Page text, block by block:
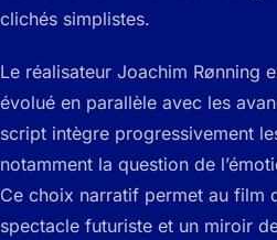
clichés simplistes.
Le réalisateur Joachim Rønning
évolué en parallèle avec les
script intègre progressivement
notamment la question de
Ce choix narratif permet au film
spectacle futuriste et un miroir